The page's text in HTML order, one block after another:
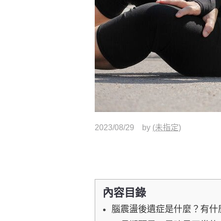
2023/08/29 by (未指定)
內容目錄
腦震盪後遺症是什麼？有什